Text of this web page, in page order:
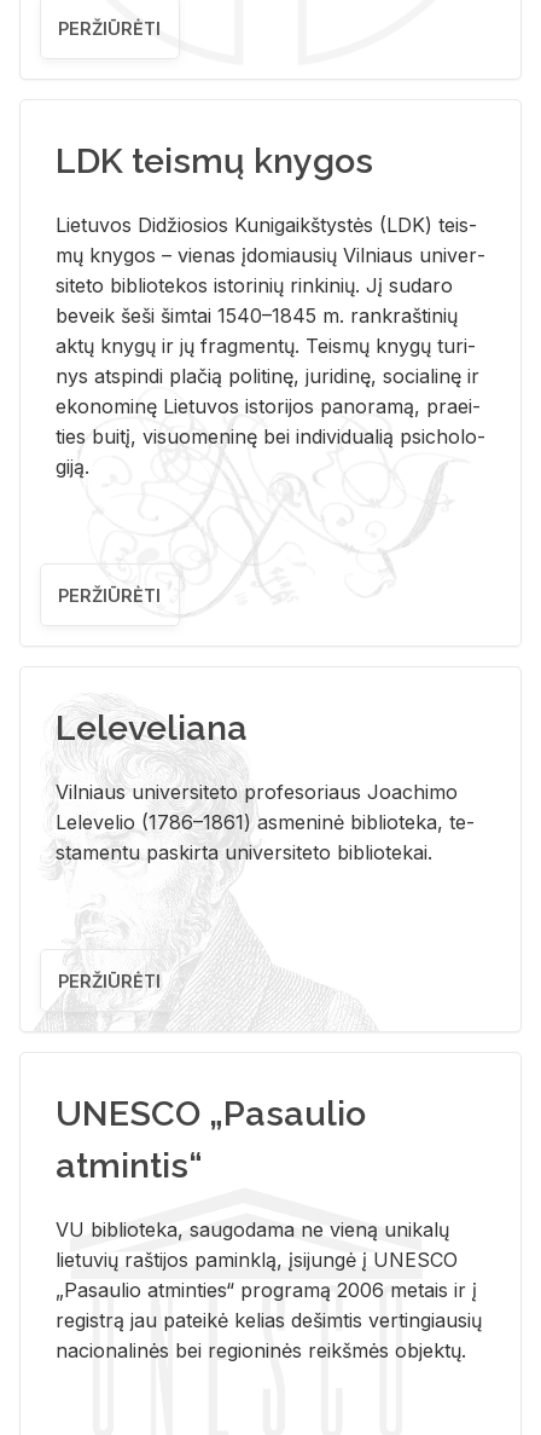
PERŽIŪRĖTI
LDK teismų knygos
Lie­tu­vos Di­džio­sios Ku­ni­gaikš­tys­tės (LDK) teis­
mų kny­gos – vie­nas įdo­miau­sių Vil­niaus uni­ver­
si­te­to bi­b­lio­te­kos is­to­ri­nių rin­ki­nių. Jį su­da­ro
be­veik šeši šim­tai 1540–1845 m. rank­raš­ti­nių
aktų kny­gų ir jų frag­men­tų. Teis­mų kny­gų tu­ri­
nys at­spin­di pla­čią po­li­ti­nę, ju­ri­di­nę, so­cia­li­nę ir
eko­no­mi­nę Lie­tu­vos is­to­ri­jos pa­no­ra­mą, pra­ei­
ties bui­tį, vi­suo­me­ni­nę bei in­di­vi­dua­lią psi­cho­lo­
gi­ją.
PERŽIŪRĖTI
Leleveliana
Vil­niaus uni­ver­si­te­to pro­fe­so­riaus Jo­a­chi­mo
Le­le­ve­lio (1786–1861) as­me­ni­nė bi­b­lio­te­ka, te­
sta­men­tu pa­skir­ta uni­ver­si­te­to bi­b­lio­te­kai.
PERŽIŪRĖTI
UNESCO „Pasaulio
atmintis“
VU biblioteka, saugodama ne vieną unikalų
lietuvių raštijos paminklą, įsijungė į UNESCO
„Pasaulio atminties“ programą 2006 metais ir į
registrą jau pateikė kelias dešimtis vertingiausių
nacionalinės bei regioninės reikšmės objektų.